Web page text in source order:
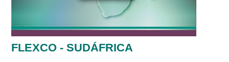
FLEXCO - SUDÁFRICA